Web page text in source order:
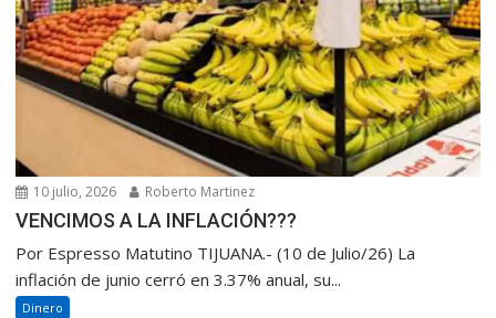
10 julio, 2026 Roberto Martinez
VENCIMOS A LA INFLACIÓN???
Por Espresso Matutino TIJUANA.- (10 de Julio/26) La
inflación de junio cerró en 3.37% anual, su...
Dinero